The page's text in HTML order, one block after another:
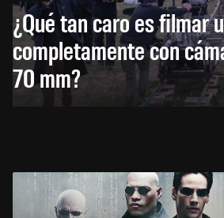
¿Qué tan caro es filmar
completamente con
70 mm?